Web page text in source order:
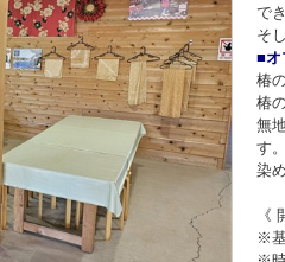
で
そ
■オ
椿
椿
無
す。
染
《
※